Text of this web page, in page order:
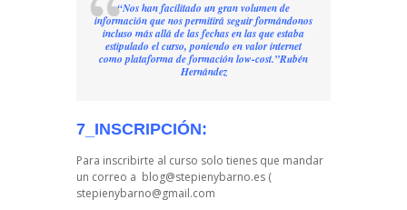
“Nos han facilitado un gran volumen de
información que nos permitirá seguir formándonos
incluso más allá de las fechas en las que estaba
estipulado el curso, poniendo en valor internet
como plataforma de formación low-cost.”Rubén
Hernández
7_INSCRIPCIÓN:
Para inscribirte al curso solo tienes que mandar
un correo a blog@stepienybarno.es (
stepienybarno@gmail.com